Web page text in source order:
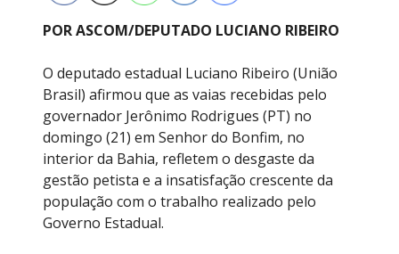
POR ASCOM/DEPUTADO LUCIANO RIBEIRO
O deputado estadual Luciano Ribeiro (União
Brasil) afirmou que as vaias recebidas pelo
governador Jerônimo Rodrigues (PT) no
domingo (21) em Senhor do Bonfim, no
interior da Bahia, refletem o desgaste da
gestão petista e a insatisfação crescente da
população com o trabalho realizado pelo
Governo Estadual.